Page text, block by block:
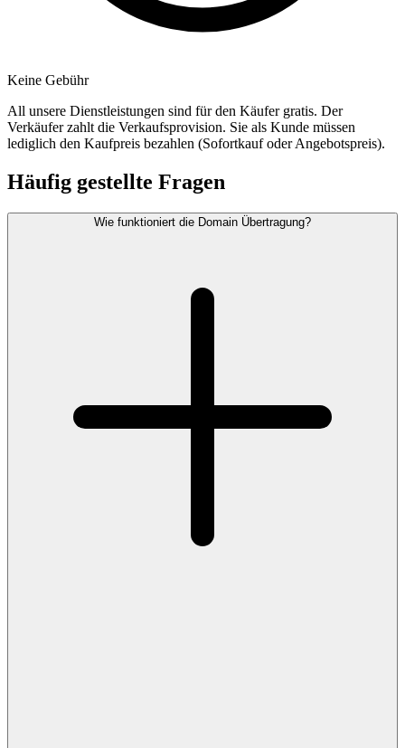
Keine Gebühr
All unsere Dienstleistungen sind für den Käufer gratis. Der
Verkäufer zahlt die Verkaufsprovision. Sie als Kunde müssen
lediglich den Kaufpreis bezahlen (Sofortkauf oder Angebotspreis).
Häufig gestellte Fragen
Wie funktioniert die Domain Übertragung?